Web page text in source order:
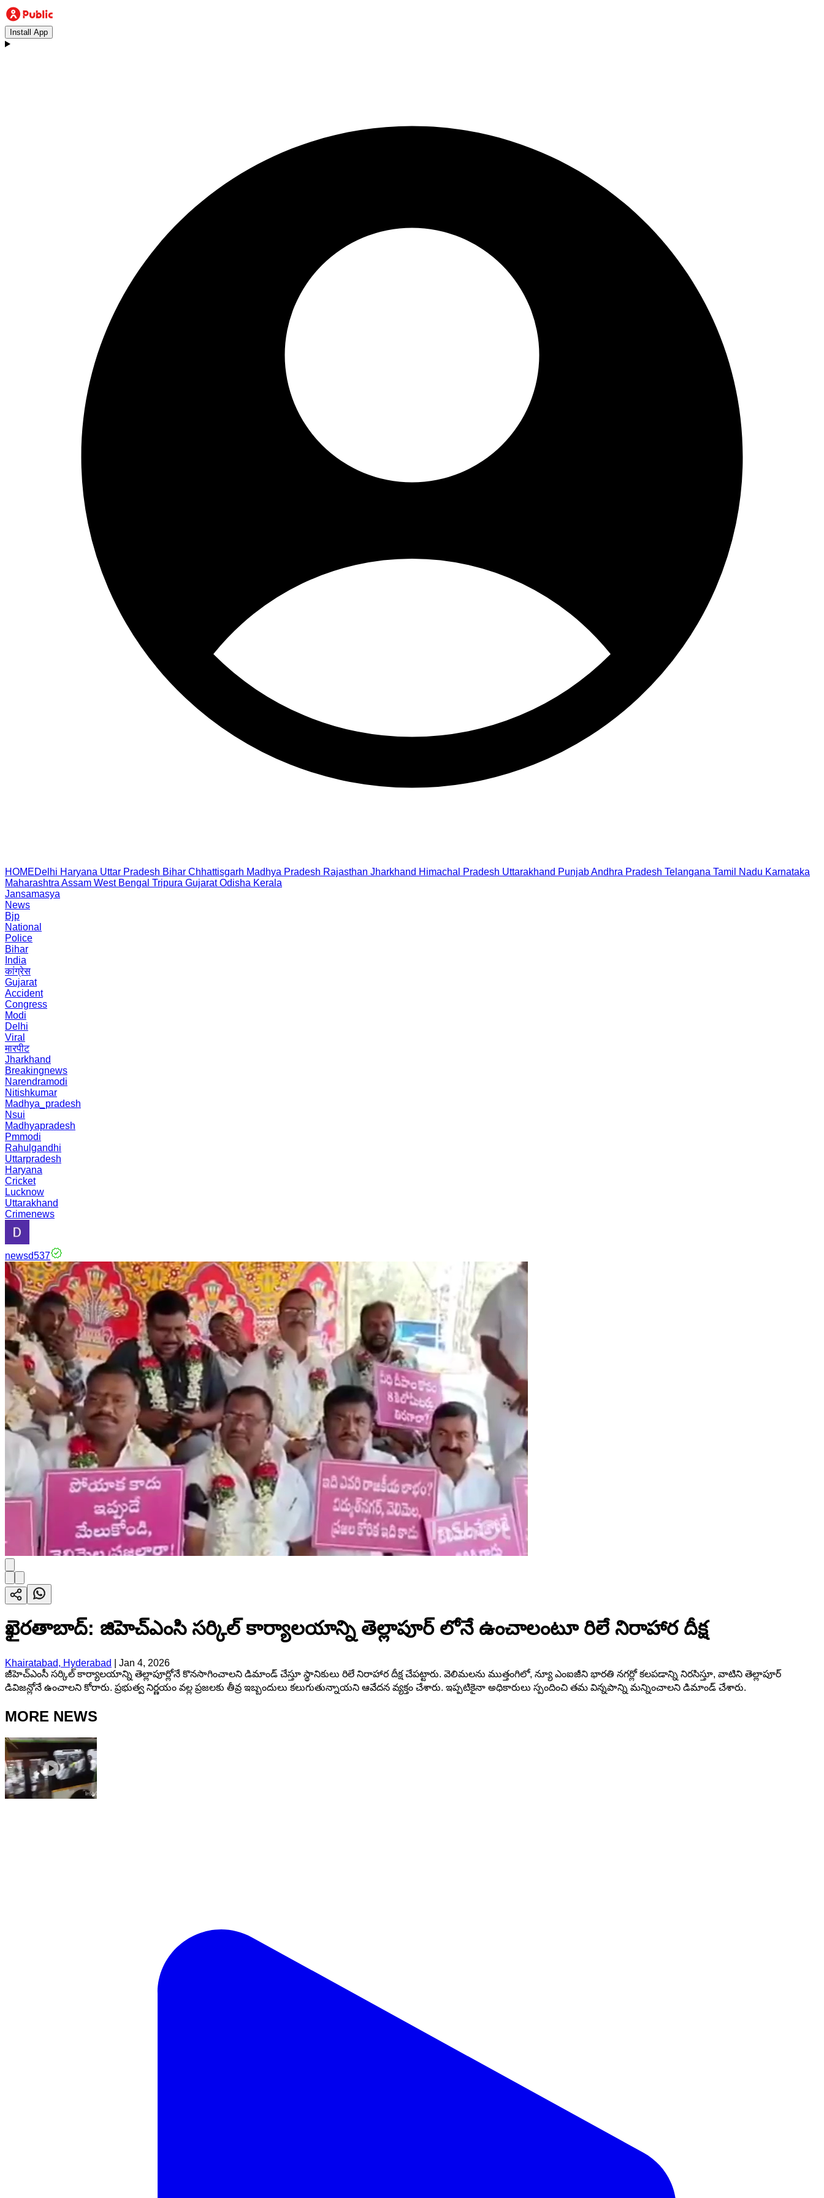
Install App
HOMEDelhi Haryana Uttar Pradesh Bihar Chhattisgarh Madhya Pradesh Rajasthan Jharkhand Himachal Pradesh Uttarakhand PunjabAndhra Pradesh Telangana Tamil Nadu Karnataka
Maharashtra Assam West Bengal Tripura Gujarat Odisha Kerala
Jansamasya
News
Bjp
National
Police
Bihar
India
कांग्रेस
Gujarat
Accident
Congress
Modi
Delhi
Viral
मारपीट
Jharkhand
Breakingnews
Narendramodi
Nitishkumar
Madhya_pradesh
Nsui
Madhyapradesh
Pmmodi
Rahulgandhi
Uttarpradesh
Haryana
Cricket
Lucknow
Uttarakhand
Crimenews
newsd537
ఖైరతాబాద్: జిహెచ్ఎంసి సర్కిల్ కార్యాలయాన్ని తెల్లాపూర్ లోనే ఉంచాలంటూ రిలే నిరాహార దీక్ష
Khairatabad, Hyderabad
Jan 4, 2026
జీహెచ్ఎంసీ సర్కిల్ కార్యాలయాన్ని తెల్లాపూర్లోనే కొనసాగించాలని డిమాండ్ చేస్తూ స్థానికులు రిలే నిరాహార దీక్ష చేపట్టారు. వెలిమలను ముత్తంగిలో, న్యూ ఎంఐజీని భారతి నగర్లో కలపడాన్ని నిరసిస్తూ, వాటిని తెల్లాపూర్
డివిజన్లోనే ఉంచాలని కోరారు. ప్రభుత్వ నిర్ణయం వల్ల ప్రజలకు తీవ్ర ఇబ్బందులు కలుగుతున్నాయని ఆవేదన వ్యక్తం చేశారు. ఇప్పటికైనా అధికారులు స్పందించి తమ విన్నపాన్ని మన్నించాలని డిమాండ్ చేశారు.
MORE NEWS